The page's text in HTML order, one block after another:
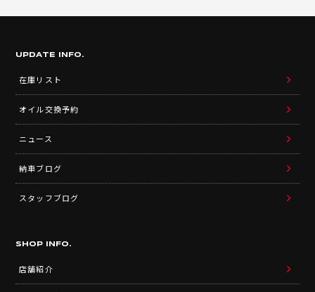
UPDATE INFO.
在庫リスト
オイル交換予約
ニュース
納車ブログ
スタッフブログ
SHOP INFO.
店舗紹介